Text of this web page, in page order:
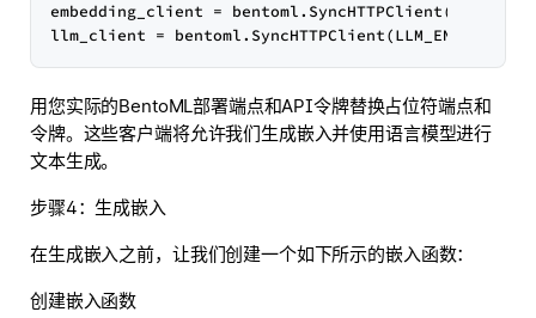
embedding_client =
用您实际的BentoML部署端点和API令牌替换占位符端点和
令牌。这些客户端将允许我们生成嵌入并使用语言模型进行
文本生成。
步骤4：生成嵌入
在生成嵌入之前，让我们创建一个如下所示的嵌入函数：
创建嵌入函数